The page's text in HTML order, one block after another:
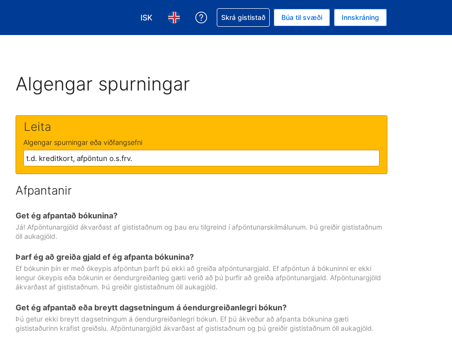
ISK
Veldu gjaldmiðil. Í augnablikinu er gjaldmiðillinn Íslensk króna
Veldu þitt tungumál. Í augnablikinu er tungumál þitt Íslensku
Fá aðstoð við bókunina
Skrá gististað Búa til svæði Innskráning
Algengar spurningar
Leita
Algengar spurningar eða viðfangsefni
Afpantanir
Get ég afpantað bókunina?
Já! Afpöntunargjöld ákvarðast af gististaðnum og þau eru tilgreind í afpöntunarskilmálunum. Þú greiðir gististaðnum
öll aukagjöld.
Þarf ég að greiða gjald ef ég afpanta bókunina?
Ef bókunin þín er með ókeypis afpöntun þarft þú ekki að greiða afpöntunargjald. Ef afpöntun á bókuninni er ekki
lengur ókeypis eða bókunin er óendurgreiðanleg gæti verið að þú þurfir að greiða afpöntunargjald. Afpöntunargjöld
ákvarðast af gististaðnum. Þú greiðir gististaðnum öll aukagjöld.
Get ég afpantað eða breytt dagsetningum á óendurgreiðanlegri bókun?
Þú getur ekki breytt dagsetningum á óendurgreiðanlegri bókun. Ef þú ákveður að afpanta bókunina gæti
gististaðurinn krafist greiðslu. Afpöntunargjöld ákvarðast af gististaðnum og þú greiðir gististaðnum öll aukagjöld.